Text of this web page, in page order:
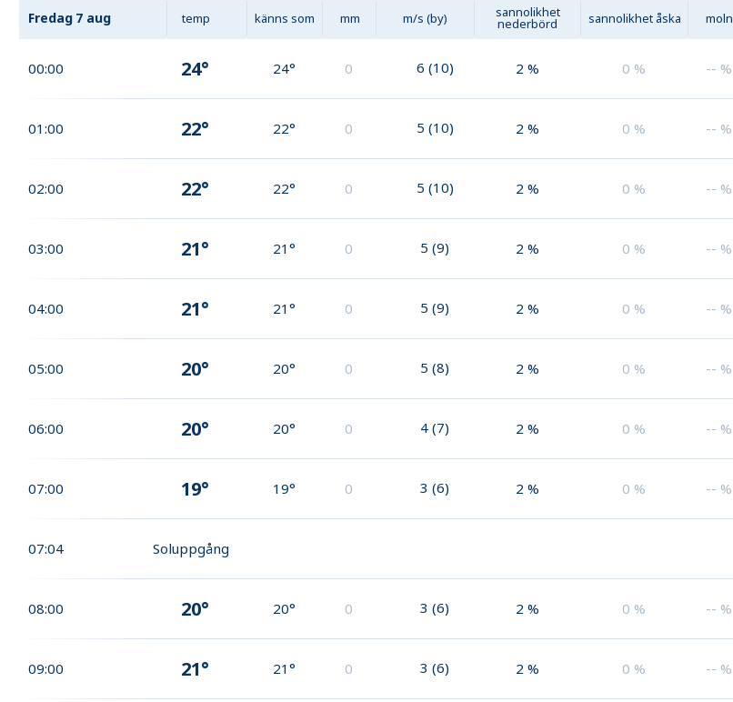
Fredag 7 aug temp känns som mm m/s (by) sannolikhet
nederbörd sannolikhet åska moln
00:00 24° 24° 0 6 (10) 2 % 0 % -- %
01:00 22° 22° 0 5 (10) 2 % 0 % -- %
02:00 22° 22° 0 5 (10) 2 % 0 % -- %
03:00 21° 21° 0 5 (9) 2 % 0 % -- %
04:00 21° 21° 0 5 (9) 2 % 0 % -- %
05:00 20° 20° 0 5 (8) 2 % 0 % -- %
06:00 20° 20° 0 4 (7) 2 % 0 % -- %
07:00 19° 19° 0 3 (6) 2 % 0 % -- %
07:04 Soluppgång
08:00 20° 20° 0 3 (6) 2 % 0 % -- %
09:00 21° 21° 0 3 (6) 2 % 0 % -- %